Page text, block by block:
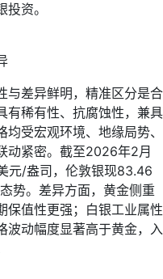
资。
与差异鲜明，精准区分是合
有稀有性、抗腐蚀性，兼具
受宏观环境、地缘局势、
动紧密。截至2026年2月
元/盎司，伦敦银现83.46
势。差异方面，黄金侧重
保值性更强；白银工业属性
波动幅度显著高于黄金，入